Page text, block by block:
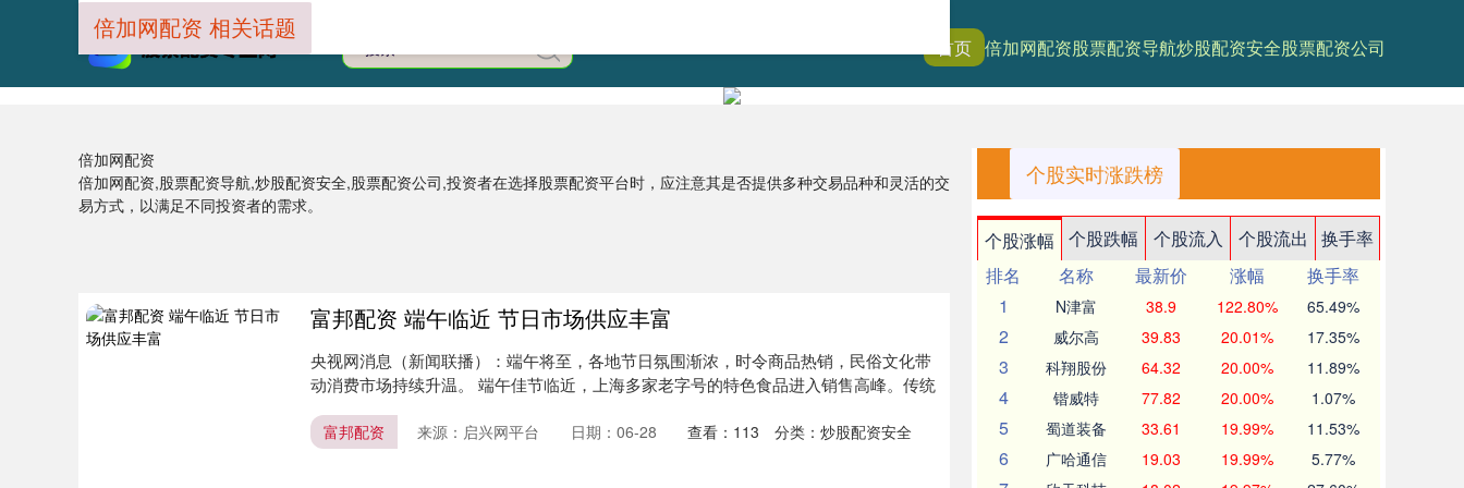
首页 倍加网配资股票配资导航炒股配资安全股票配资公司
倍加网配资
倍加网配资,股票配资导航,炒股配资安全,股票配资公司,投资者在选择股票配资平台时，应注意其是否提供多种交易品种和灵活的交
易方式，以满足不同投资者的需求。
倍加网配资 相关话题
富邦配资 端午临近 节日市场供应丰富
央视网消息（新闻联播）：端午将至，各地节日氛围渐浓，时令商品热销，民俗文化带
动消费市场持续升温。 端午佳节临近，上海多家老字号的特色食品进入销售高峰。传统
富邦配资 来源：启兴网平台 日期：06-28 查看： 113 分类： 炒股配资安全
个股实时涨跌榜
个股涨幅 个股跌幅 个股流入 个股流出
换手率
排名
名称 最新价 涨幅
换手率
1
N津富 38.9 122.80% 65.49%
2 威尔高 39.83 20.01% 17.35%
3 科翔股份 64.32 20.00% 11.89%
4 锴威特 77.82 20.00% 1.07%
5 蜀道装备 33.61 19.99% 11.53%
6 广哈通信 19.03 19.99% 5.77%